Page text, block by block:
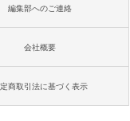
編集部へのご連絡
会社概要
商取引法に基づく表示